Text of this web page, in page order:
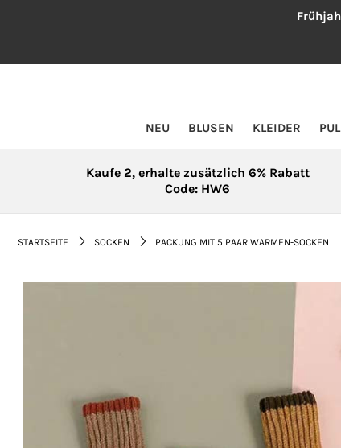
NEU BLUSEN KLEIDER
Kaufe 2, erhalte zusätzlich 6% Rabatt
Code: HW6
STARTSEITE SOCKEN PACKUNG MIT 5 PAAR WARMEN-SOCKEN
ÜBERGRÖßE
HOSEN